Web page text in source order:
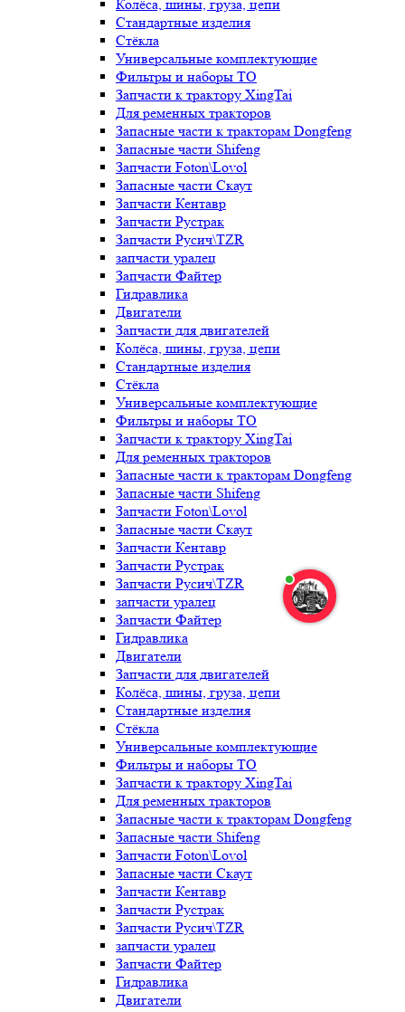
Колёса, шины, груза, цепи
Стандартные изделия
Стёкла
Универсальные комплектующие
Фильтры и наборы ТО
Запчасти к трактору XingTai
Для ременных тракторов
Запасные части к тракторам Dongfeng
Запасные части Shifeng
Запчасти Foton\Lovol
Запасные части Скаут
Запчасти Кентавр
Запчасти Рустрак
Запчасти Русич\TZR
запчасти уралец
Запчасти Файтер
Гидравлика
Двигатели
Запчасти для двигателей
Колёса, шины, груза, цепи
Стандартные изделия
Стёкла
Универсальные комплектующие
Фильтры и наборы ТО
Запчасти к трактору XingTai
Для ременных тракторов
Запасные части к тракторам Dongfeng
Запасные части Shifeng
Запчасти Foton\Lovol
Запасные части Скаут
Запчасти Кентавр
Запчасти Рустрак
Запчасти Русич\TZR
запчасти уралец
Запчасти Файтер
Гидравлика
Двигатели
Запчасти для двигателей
Колёса, шины, груза, цепи
Стандартные изделия
Стёкла
Универсальные комплектующие
Фильтры и наборы ТО
Запчасти к трактору XingTai
Для ременных тракторов
Запасные части к тракторам Dongfeng
Запасные части Shifeng
Запчасти Foton\Lovol
Запасные части Скаут
Запчасти Кентавр
Запчасти Рустрак
Запчасти Русич\TZR
запчасти уралец
Запчасти Файтер
Гидравлика
Двигатели